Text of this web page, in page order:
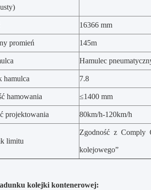
16366 mm
promień 145m
Hamulec
hamulca 7.8
hamowania ≤1400 mm
projektowania 80km/h-120km/h
limitu
Zgodność z Comply
kolejowego”
kolejki kontenerowej: